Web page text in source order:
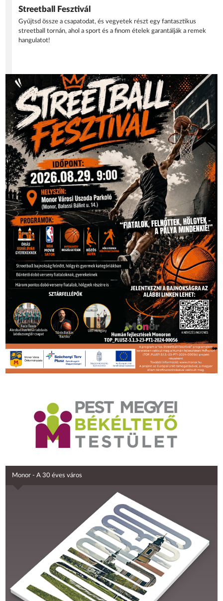
Streetball Fesztivál
Gyűjtsd össze a csapatodat, és vegyetek részt egy fantasztikus
streetball tornán, ahol a sport és a finom ételek garantálják a remek
hangulatot!
Monor - A 30 éves város